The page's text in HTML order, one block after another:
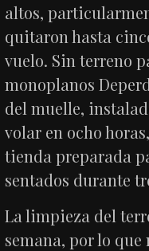
altos,
quitaron hasta
vuelo. Sin terreno
monoplanos
del muelle,
volar en ocho
tienda preparada
sentados durante
La limpieza del
semana, por lo